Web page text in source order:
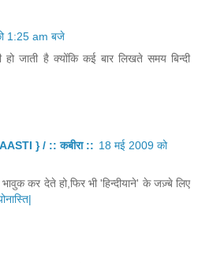
1:25 am बजे
हो जाती है क्योंकि कई बार लिखते समय बिन्दी
} / :: कबीरा :: 18 मई 2009 को
कर देते हो,फिर भी 'हिन्दीयाने' के जज़्बे लिए